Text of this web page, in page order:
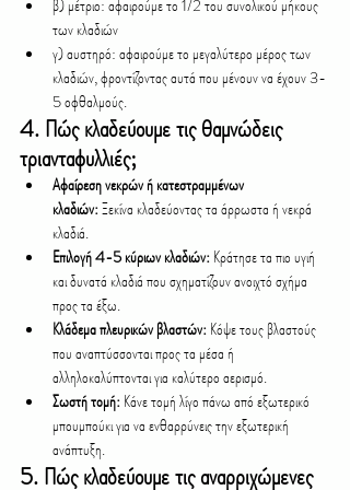
β) μέτριο: αφαιρούμε το 1/2 του συνολικού μήκους
των κλαδιών
γ) αυστηρό: αφαιρούμε το μεγαλύτερο μέρος των
κλαδιών, φροντίζοντας αυτά που μένουν να έχουν 3-
5 οφθαλμούς.
4. Πώς κλαδεύουμε τις θαμνώδεις
τριανταφυλλιές;
Αφαίρεση νεκρών ή κατεστραμμένων
κλαδιών: Ξεκίνα κλαδεύοντας τα άρρωστα ή νεκρά
κλαδιά.
Επιλογή 4-5 κύριων κλαδιών: Κράτησε τα πιο υγιή
και δυνατά κλαδιά που σχηματίζουν ανοιχτό σχήμα
προς τα έξω.
Κλάδεμα πλευρικών βλαστών: Κόψε τους βλαστούς
που αναπτύσσονται προς τα μέσα ή
αλληλοκαλύπτονται για καλύτερο αερισμό.
Σωστή τομή: Κάνε τομή λίγο πάνω από εξωτερικό
μπουμπούκι για να ενθαρρύνεις την εξωτερική
ανάπτυξη.
5. Πώς κλαδεύουμε τις αναρριχώμενες